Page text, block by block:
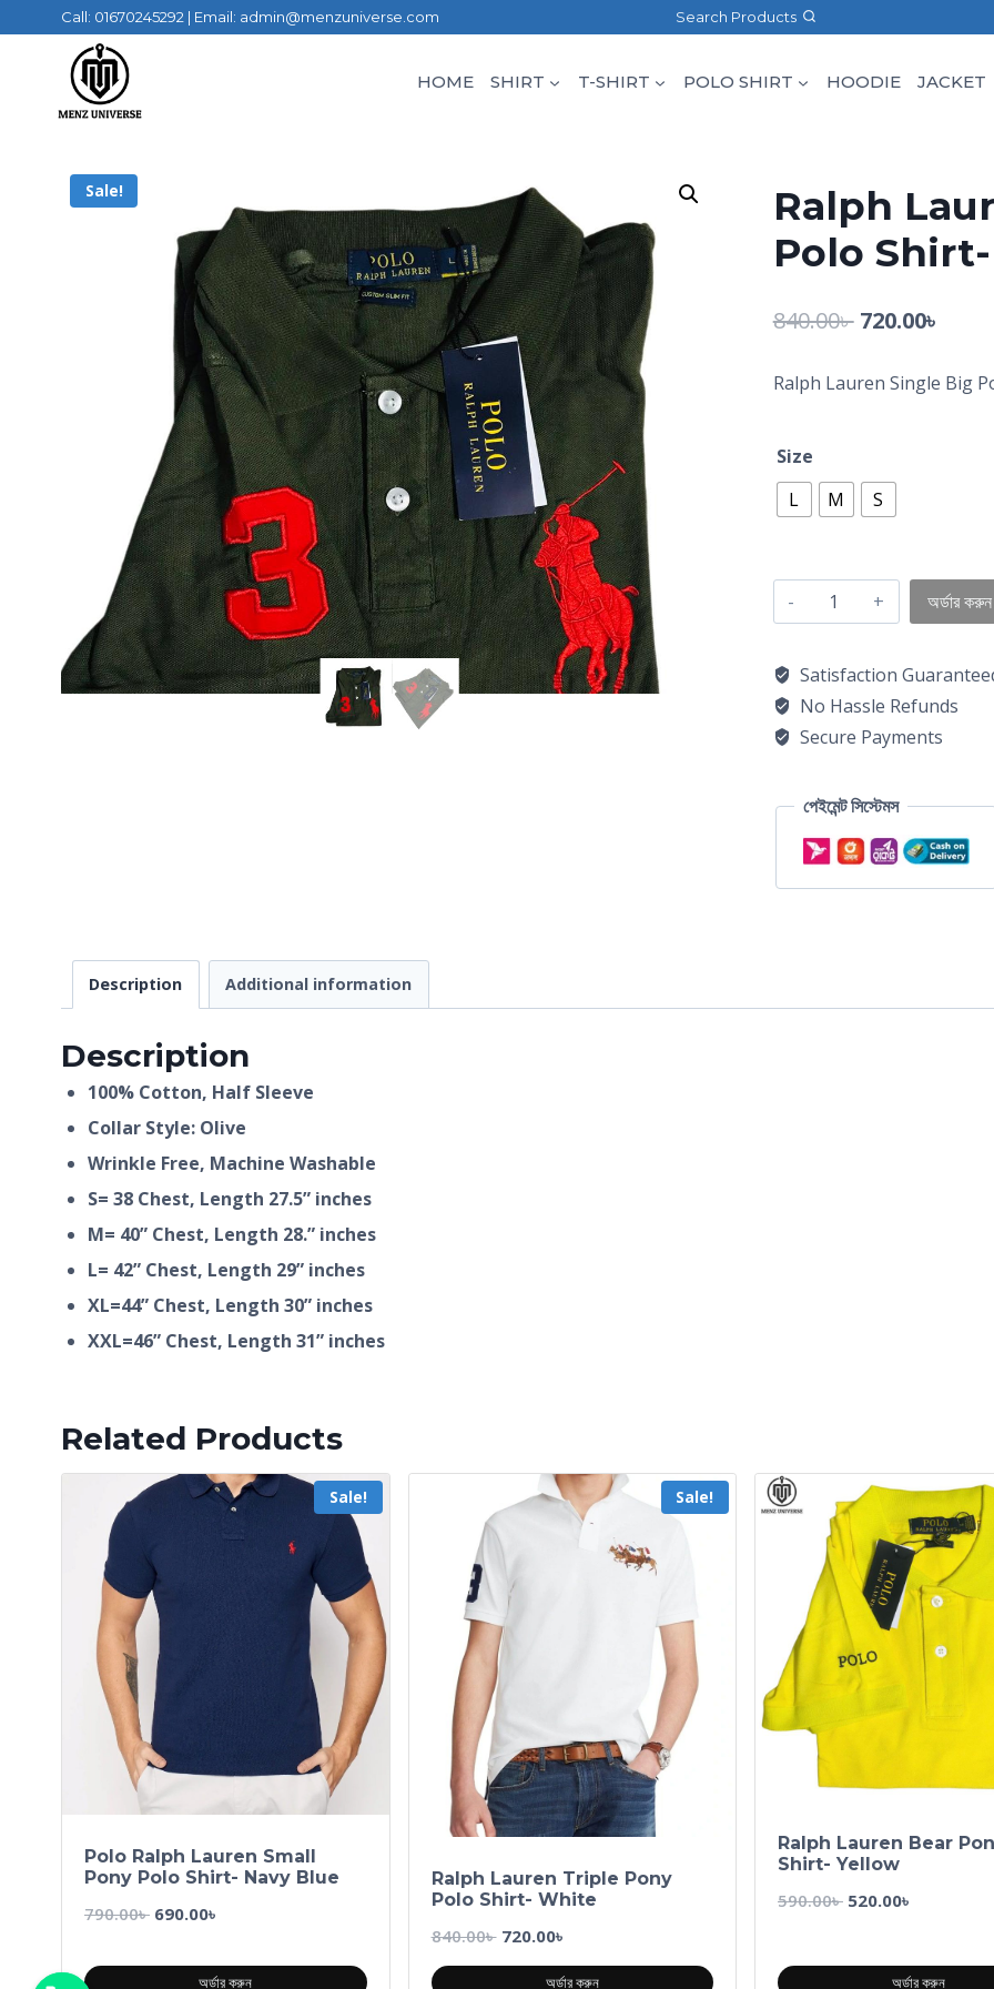
Call: 01670245292 | Email: admin@menzuniverse.com Search Products
HOME SHIRT T-SHIRT POLO SHIRT HOODIE JACKET
Sale!
Ralph
Polo
840.00৳ 720.00৳
Ralph Lauren Single Big
Size
L
M S
অর্ডার করুন
Satisfaction
No Hassle Refunds
Secure Payments
পেইমেন্ট সিস্টেমস
Description Additional information
Description
100% Cotton, Half Sleeve
Collar Style: Olive
Wrinkle Free, Machine Washable
S= 38 Chest, Length 27.5” inches
M= 40” Chest, Length 28.” inches
L= 42” Chest, Length 29” inches
XL=44” Chest, Length 30” inches
XXL=46” Chest, Length 31” inches
Related Products
Sale!
Polo Ralph Lauren Small
Pony Polo Shirt- Navy Blue
790.00৳ 690.00৳
অর্ডার করুন
Sale!
Ralph Lauren Triple Pony
Polo Shirt- White
840.00৳ 720.00৳
অর্ডার করুন
Ralph Lauren Bear
Shirt- Yellow
590.00৳ 520.00৳
অর্ডার করুন